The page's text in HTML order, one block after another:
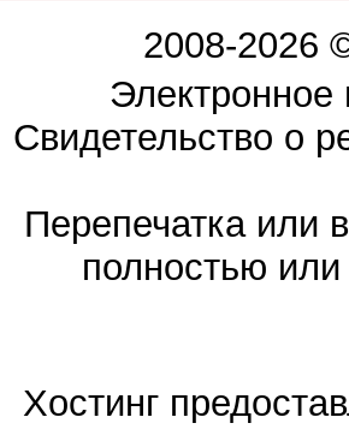
2008-2026
Свидетельство о
Перепечатка или
полностью или
Хостинг